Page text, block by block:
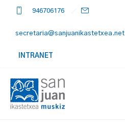
946706176
secretaria@sanjuanikastetxea.net
INTRANET